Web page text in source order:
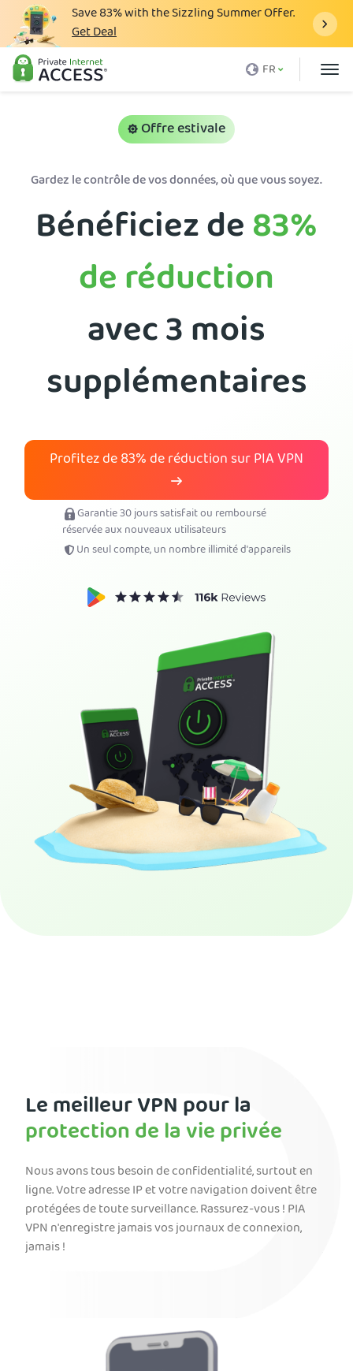
Save83%with the Sizzling Summer Offer.
Get Deal
FR
Qu'est-ce qu'un VPN
Télécharger le VPN
Serveur VPN
Support client
Obtenez PIA VPN
Offre estivale
Gardez le contrôle de vos données, où que vous soyez.
Bénéficiez de83%
de réduction
avec 3 mois
supplémentaires
Profitez de83%de réduction sur PIA VPN
Garantie 30 jours satisfait ou remboursé
réservée aux nouveaux utilisateurs
Un seul compte, un nombre illimité d'appareils
Le meilleur VPN pour la
protection de la vie privée
Nous avons tous besoin de confidentialité, surtout en
ligne. Votre adresse IP et votre navigation doivent être
protégées de toute surveillance. Rassurez-vous ! PIA
VPN n'enregistre jamais vos journaux de connexion,
jamais !